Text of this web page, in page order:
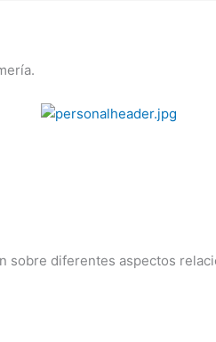
diferentes aspectos